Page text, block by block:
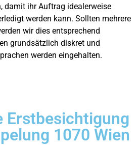
damit ihr Auftrag idealerweise
werden kann. Sollten mehrere
wir dies entsprechend
grundsätzlich diskret und
werden eingehalten.
Erstbesichtigung
1070 Wien